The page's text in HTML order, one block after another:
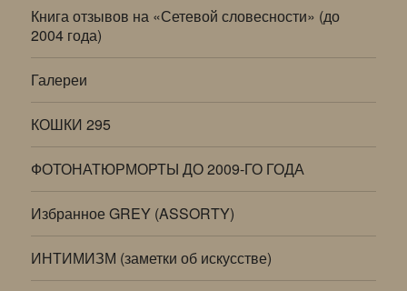
Книга отзывов на «Сетевой словесности» (до
2004 года)
Галереи
КОШКИ 295
ФОТОНАТЮРМОРТЫ ДО 2009-ГО ГОДА
Избранное GREY (ASSORTY)
ИНТИМИЗМ (заметки об искусстве)